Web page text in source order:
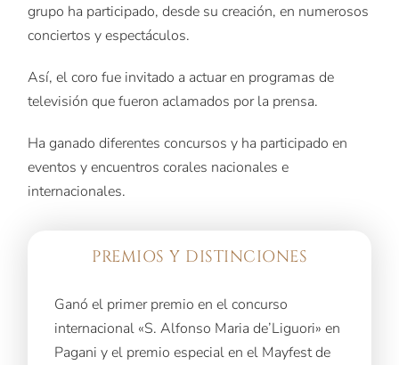
grupo ha participado, desde su creación, en numerosos
conciertos y espectáculos.
Así, el coro fue invitado a actuar en programas de
televisión que fueron aclamados por la prensa.
Ha ganado diferentes concursos y ha participado en
eventos y encuentros corales nacionales e
internacionales.
PREMIOS Y DISTINCIONES
Ganó el primer premio en el concurso
internacional «S. Alfonso Maria de’Liguori» en
Pagani y el premio especial en el Mayfest de